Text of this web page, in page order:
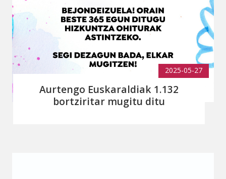
2025-05-27
Aurtengo Euskaraldiak 1.132
bortziritar mugitu ditu